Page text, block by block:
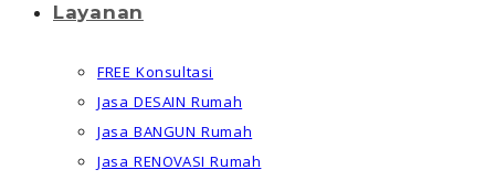
Layanan
FREE Konsultasi
Jasa DESAIN Rumah
Jasa BANGUN Rumah
Jasa RENOVASI Rumah